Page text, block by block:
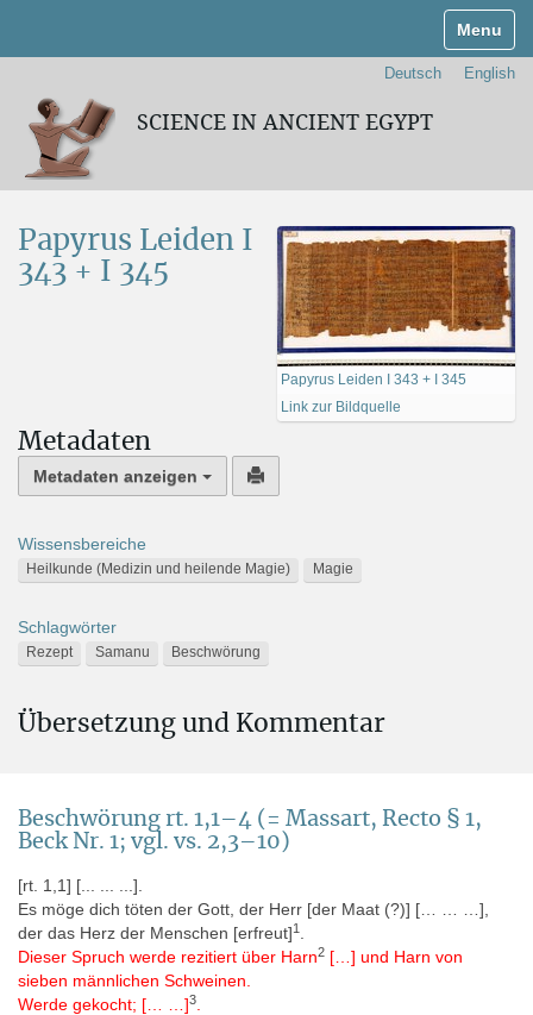
Deutsch English
SCIENCE IN ANCIENT EGYPT
Papyrus Leiden I 343 + I 345
Link zur Bildquelle
Papyrus Leiden I
343 + I 345
Metadaten
Metadaten anzeigen
Wissensbereiche
Heilkunde (Medizin und heilende Magie) Magie
Schlagwörter
Rezept Samanu Beschwörung
Alternative Namen
AMS 28 (= Anastasi manuscrits, für / for pLeiden I 343)
Aufbewahrungsort
Europa » Niederlande » Leiden » Rijksmuseum van Oudheden
Digitaler Katalog
Rijksmuseum van Oudheden, Papyrus Leiden I 343 + I 345 1
Rijksmuseum van Oudheden, Papyrus Leiden I 343 + I 345 2
Rijksmuseum van Oudheden, Papyrus Leiden I 343 + I 345 3
Übersetzung und Kommentar
Beschwörung rt. 1,1–4 (= Massart, Recto § 1,
Beck Nr. 1; vgl. vs. 2,3–10)
[rt. 1,1] [... ... ...].
Es möge dich töten der Gott, der Herr [der Maat (?)] [… … …],
der das Herz der Menschen [erfreut]1
Dieser Spruch werde rezitiert über Harn2 […] und Harn von
sieben männlichen Schweinen.
Werde gekocht; [… …]3